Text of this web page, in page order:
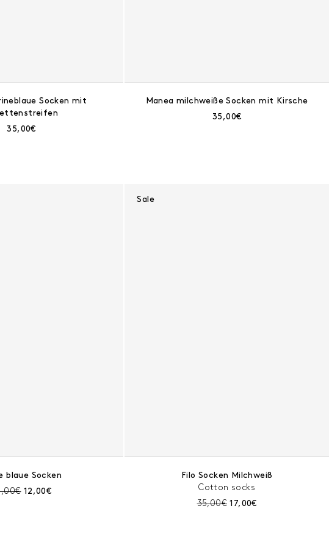
Socken mit
Aktueller Preis:
35,00€
Manea milchweiße Socken mit Kirsche
Aktueller Preis:
35,00€
blaue Socken
vor Rabatt:
Aktueller Preis:
12,00€
Sale
Filo Socken Milchweiß
Cotton socks
Preis vor Rabatt:
35,00€ Aktueller Preis:
17,00€